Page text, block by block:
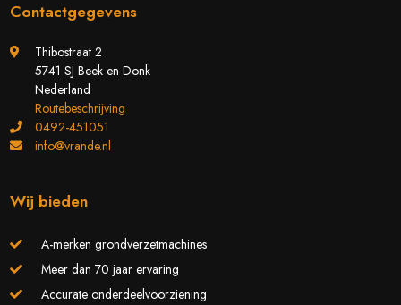
Contactgegevens
Thibostraat 2
5741 SJ Beek en Donk
Nederland
Routebeschrijving
0492-451051
info@vrande.nl
Wij bieden
A-merken grondverzetmachines
Meer dan 70 jaar ervaring
Accurate onderdeelvoorziening